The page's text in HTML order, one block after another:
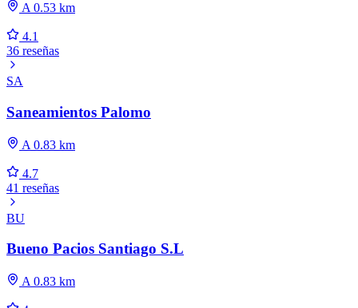
A 0.53 km
4.1
36 reseñas
SA
Saneamientos Palomo
A 0.83 km
4.7
41 reseñas
BU
Bueno Pacios Santiago S.L
A 0.83 km